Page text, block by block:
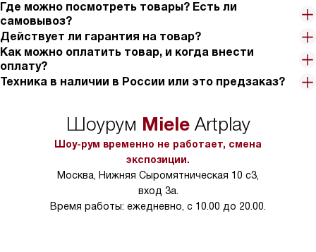
Где можно посмотреть товары? Есть ли
самовывоз?
Действует ли гарантия на товар?
Как можно оплатить товар, и когда внести
оплату?
Техника в наличии в России или это предзаказ?
Шоурум MieleArtplay
Шоу-рум временно не работает, смена
экспозиции.
Москва, Нижняя Сыромятническая 10 с3,
вход 3а.
Время работы: ежедневно, с 10.00 до 20.00.